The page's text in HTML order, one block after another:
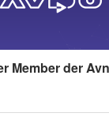
Member der